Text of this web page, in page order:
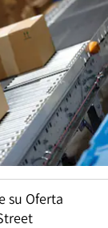
su Oferta